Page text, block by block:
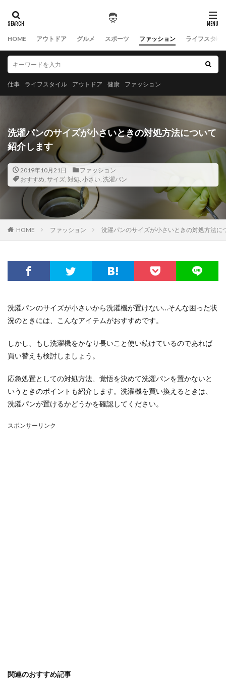
HOME アウトドア グルメ スポーツ ファッション ライフスタイ
仕事 ライフスタイル アウトドア 健康 ファッション
洗濯パンのサイズが小さいときの対処方法について
紹介します
2019年10月21日
ファッション
おすすめ, サイズ, 対処, 小さい, 洗濯パン
HOME ファッション 洗濯パンのサイズが小さいときの対処方法に
洗濯パンのサイズが小さいから洗濯機が置けない…そんな困った状
況のときには、こんなアイテムがおすすめです。
しかし、もし洗濯機をかなり長いこと使い続けているのであれば
買い替えも検討しましょう。
応急処置としての対処方法、覚悟を決めて洗濯パンを置かないと
いうときのポイントも紹介します。洗濯機を買い換えるときは、
洗濯パンが置けるかどうかを確認してください。
スポンサーリンク
関連のおすすめ記事